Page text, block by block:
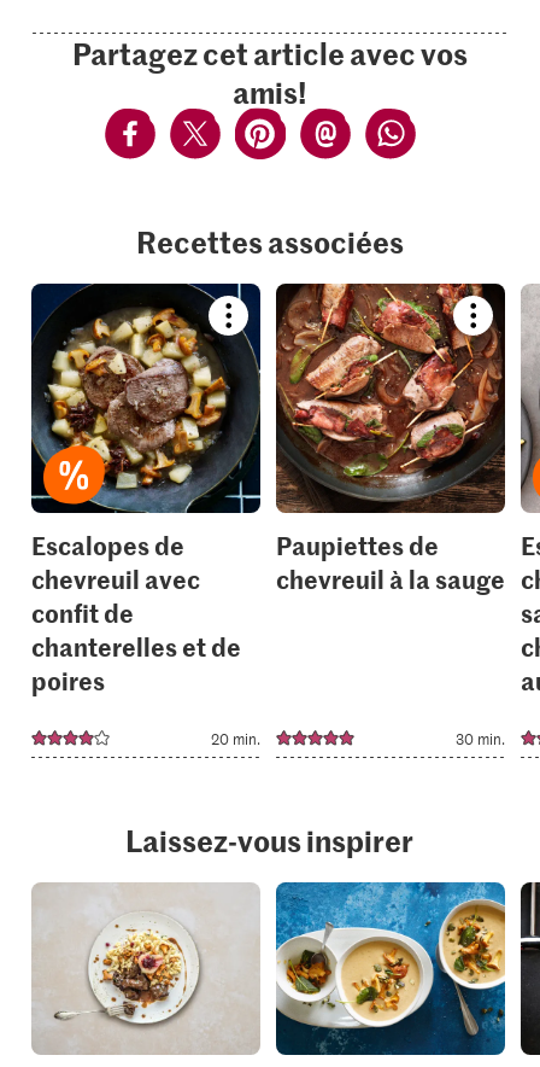
Partagez cet article avec vos
amis!
Recettes associées
Bookmark
recipe
it
your
collections.
Escalopes de
chevreuil avec
confit de
chanterelles et de
poires
20 min.
recipe
or
add
it
to
your
Paupiettes de
chevreuil à la sauge
30 min.
Laissez-vous inspirer